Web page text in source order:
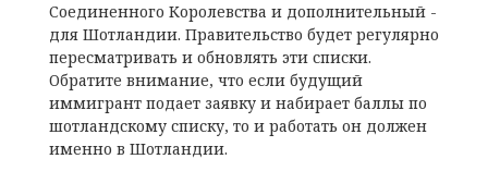
Соединенного Королевства и дополнительный -
для Шотландии. Правительство будет регулярно
пересматривать и обновлять эти списки.
Обратите внимание, что если будущий
иммигрант подает заявку и набирает баллы по
шотландскому списку, то и работать он должен
именно в Шотландии.